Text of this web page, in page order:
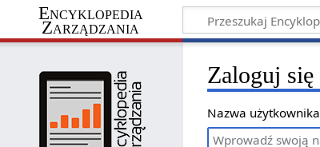
Encyklopedia
Zarządzania
Zaloguj się
Nazwa użytkownika